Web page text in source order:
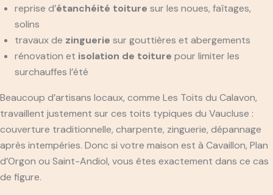
reprise d’étanchéité toiture sur les noues, faîtages,
solins
travaux de zinguerie sur gouttières et abergements
rénovation et isolation de toiture pour limiter les
surchauffes l’été
Beaucoup d’artisans locaux, comme Les Toits du Calavon,
travaillent justement sur ces toits typiques du Vaucluse :
couverture traditionnelle, charpente, zinguerie, dépannage
après intempéries. Donc si votre maison est à Cavaillon, Plan
d’Orgon ou Saint-Andiol, vous êtes exactement dans ce cas
de figure.